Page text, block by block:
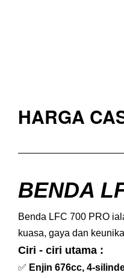
HARGA
BENDA
Benda LFC 700 PRO
kuasa, gaya dan
Ciri - ciri utama :
✅ Enjin 676cc, 4-